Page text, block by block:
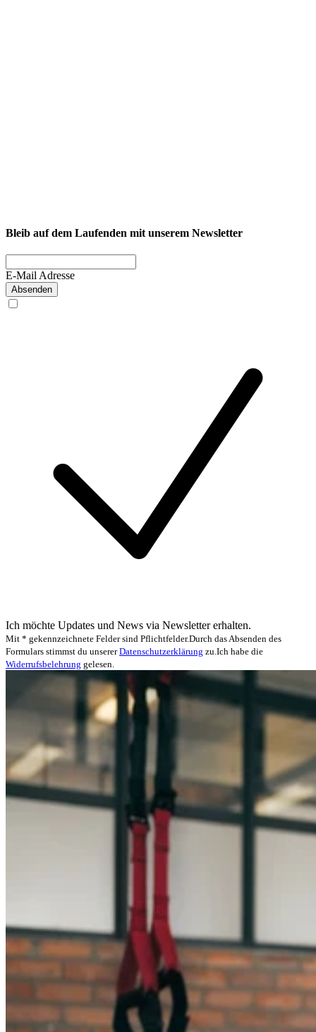
Bleib auf dem Laufenden mit unserem Newsletter
E-Mail Adresse
Absenden
Ich möchte Updates und News via Newsletter erhalten.
Mit * gekennzeichnete Felder sind Pflichtfelder.Durch das Absenden des
Formulars stimmst du unserer Datenschutzerklärung zu. Ich habe die
Widerrufsbelehrung gelesen.